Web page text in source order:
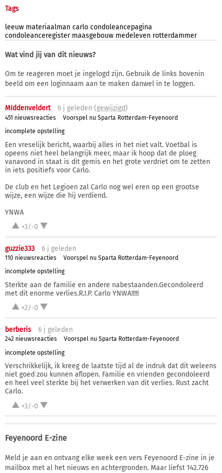
Tags
leeuw materiaalman carlo condoleancepagina
condoleanceregister maasgebouw medeleven rotterdammer
Wat vind jij van dit nieuws?
Om te reageren moet je ingelogd zijn. Gebruik de links bovenin
beeld om een loginnaam aan te maken danwel in te loggen.
MIddenveldert 6 j geleden (gewijzigd)
451 nieuwsreacties
Voorspel nu Sparta Rotterdam-Feyenoord
incomplete opstelling
Een vreselijk bericht, waarbij alles in het niet valt. Voetbal is
opeens niet heel belangrijk meer, maar ik hoop dat de ploeg
vanavond in staat is dit gemis en het grote verdriet om te zetten
in iets positiefs voor Carlo.
De club en het Legioen zal Carlo nog wel eren op een grootse
wijze, een wijze die hij verdiend.
YNWA
+3/-0
guzzie333 6 j geleden
110 nieuwsreacties
Voorspel nu Sparta Rotterdam-Feyenoord
incomplete opstelling
Sterkte aan de familie en andere nabestaanden.Gecondoleerd
met dit enorme verlies.R.I.P. Carlo YNWA!!!!!
+2/-0
berberis 6 j geleden
242 nieuwsreacties
Voorspel nu Sparta Rotterdam-Feyenoord
incomplete opstelling
Verschrikkelijk, ik kreeg de laatste tijd al de indruk dat dit weleens
niet goed zou kunnen aflopen. Familie en vrienden gecondoleerd
en heel veel sterkte bij het verwerken van dit verlies. Rust zacht
Carlo.
+3/-0
Feyenoord E-zine
Meld je aan en ontvang elke week een vers Feyenoord E-zine in je
mailbox met al het nieuws en achtergronden. Maar liefst 142.726